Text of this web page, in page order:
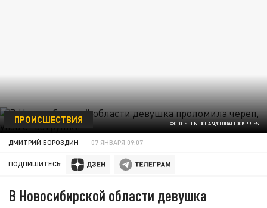
ФОТО: SHEN BOHAN/GLOBALLOOKPRESS
ПРОИСШЕСТВИЯ
ДМИТРИЙ БОРОЗДИН 07 ЯНВАРЯ 09:07
ПОДПИШИТЕСЬ:
В Новосибирской области девушка